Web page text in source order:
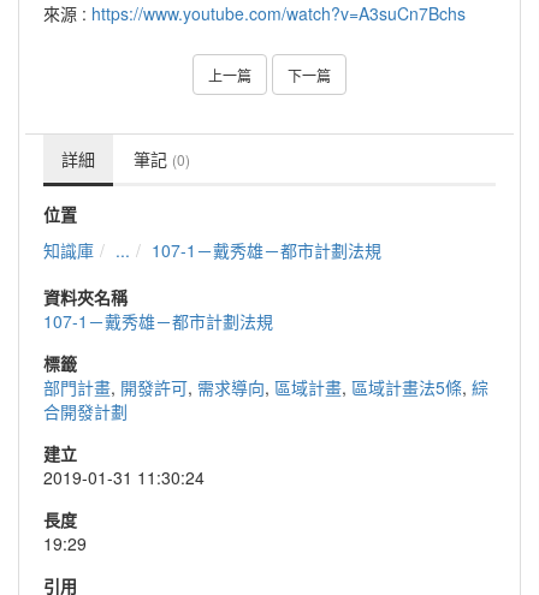
來源 : https://www.youtube.com/watch?v=A3suCn7Bchs
上一篇 下一篇
詳細 筆記 (0)
位置
知識庫
...
107-1－戴秀雄－都市計劃法規
資料夾名稱
107-1－戴秀雄－都市計劃法規
標籤
部門計畫, 開發許可, 需求導向, 區域計畫, 區域計畫法5條, 綜
合開發計劃
建立
2019-01-31 11:30:24
長度
19:29
引用